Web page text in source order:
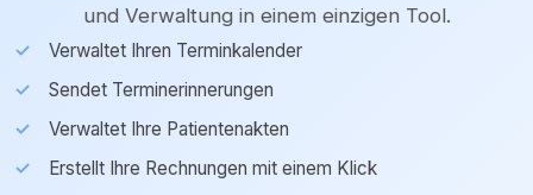
und Verwaltung in einem einzigen Tool.
Verwaltet Ihren Terminkalender
Sendet Terminerinnerungen
Verwaltet Ihre Patientenakten
Erstellt Ihre Rechnungen mit einem Klick